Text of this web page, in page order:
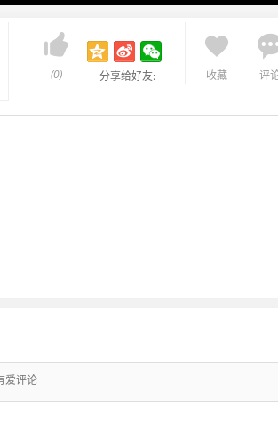

(0) 分享给好友:

收藏 评